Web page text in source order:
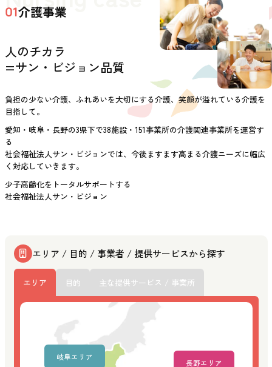
01介護事業
人のチカラ
=サン・ビジョン品質
負担の少ない介護、ふれあいを大切にする介護、笑顔が溢れている介護を
目指して。
愛知・岐阜・長野の3県下で38施設・151事業所の介護関連事業所を運営す
る
社会福祉法人サン・ビジョンでは、今後ますます高まる介護ニーズに幅広
く対応していきます。
少子高齢化をトータルサポートする
社会福祉法人サン・ビジョン
エリア / 目的 / 事業者 / 提供サービスから探す
エリア 目的 主な提供サービス / 事業所
岐阜エリア
長野エリア